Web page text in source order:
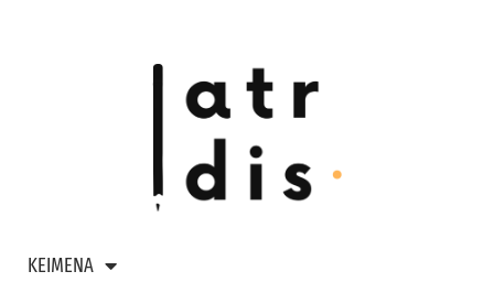
ΚΕΙΜΕΝΑ